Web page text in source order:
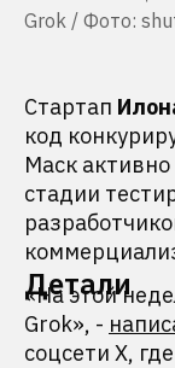
Grok / Фото:
Стартап
код
Маск
стадии
Детали
«На этой
Grok», -
соцсети X,